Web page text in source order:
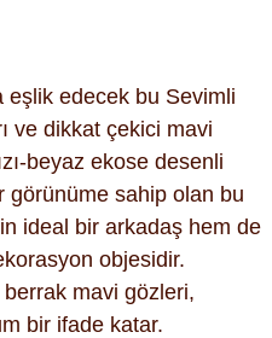
eşlik edecek bu Sevimli
ve dikkat çekici mavi
beyaz ekose desenli
görünüme sahip olan bu
ideal bir arkadaş hem de
objesidir.
mavi gözleri,
bir ifade katar.